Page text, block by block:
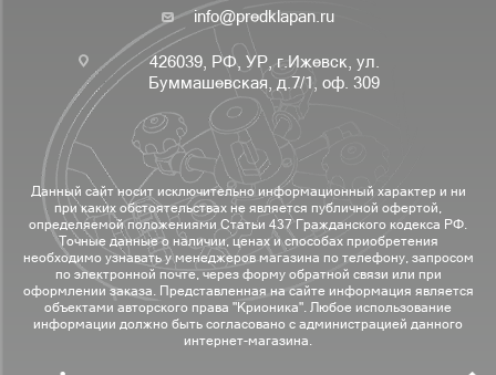
info@predklapan.ru
426039, РФ, УР, г.Ижевск, ул.
Буммашевская, д.7/1, оф. 309
Данный сайт носит исключительно информационный характер и ни
при каких обстоятельствах не является публичной офертой,
определяемой положениями Статьи 437 Гражданского кодекса РФ.
Точные данные о наличии, ценах и способах приобретения
необходимо узнавать у менеджеров магазина по телефону, запросом
по электронной почте, через форму обратной связи или при
оформлении заказа. Представленная на сайте информация является
объектами авторского права "Крионика". Любое использование
информации должно быть согласовано с администрацией данного
интернет-магазина.